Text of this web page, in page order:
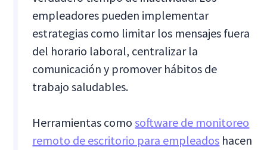
empleadores pueden implementar
estrategias como limitar los mensajes fuera
del horario laboral, centralizar la
comunicación y promover hábitos de
trabajo saludables.
Herramientas comosoftware de monitoreo
remoto de escritorio para empleados hacen